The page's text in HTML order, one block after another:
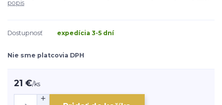
popis
Dostupnosť expedícia 3-5 dní
Nie sme platcovia DPH
21 €/ks